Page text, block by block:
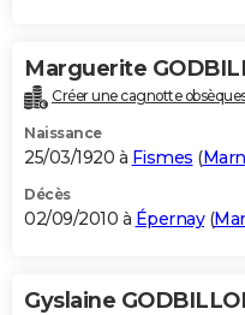
Marguerite
Créer une cagnotte
Naissance
25/03/1920 à Fismes (
Décès
02/09/2010 à Épernay(
Gyslaine